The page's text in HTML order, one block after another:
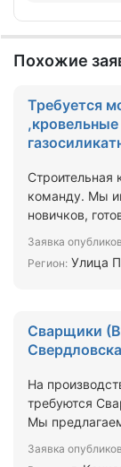
Похожие
Требуется
Строительная
команду. Мы
новичков,
Заявка
Регион: Улица
Сварщики
На
требуются
Мы
Заявка